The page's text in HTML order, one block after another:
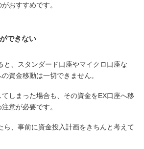
おすすめです。
できない
と、スタンダード口座やマイクロ口座な
資金移動は一切できません。
しまった場合も、その資金をEX口座へ移
意が必要です。
ら、事前に資金投入計画をきちんと考えて